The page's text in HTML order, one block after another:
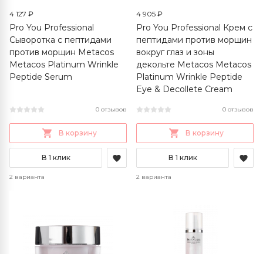
4 127 ₽
Pro You Professional
Сыворотка с пептидами
против морщин Metacos
Metacos Platinum Wrinkle
Peptide Serum
0 отзывов
В корзину
В 1 клик
2 варианта
4 905 ₽
Pro You Professional Крем с
пептидами против морщин
вокруг глаз и зоны
декольте Metacos Metacos
Platinum Wrinkle Peptide
Eye & Decollete Cream
0 отзывов
В корзину
В 1 клик
2 варианта